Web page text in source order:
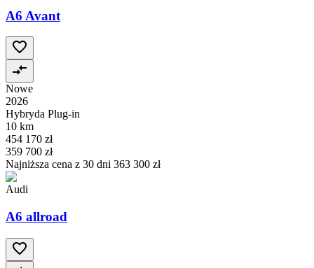
A6 Avant
Nowe
2026
Hybryda Plug-in
10 km
454 170 zł
359 700 zł
Najniższa cena z 30 dni 363 300 zł
Audi
A6 allroad